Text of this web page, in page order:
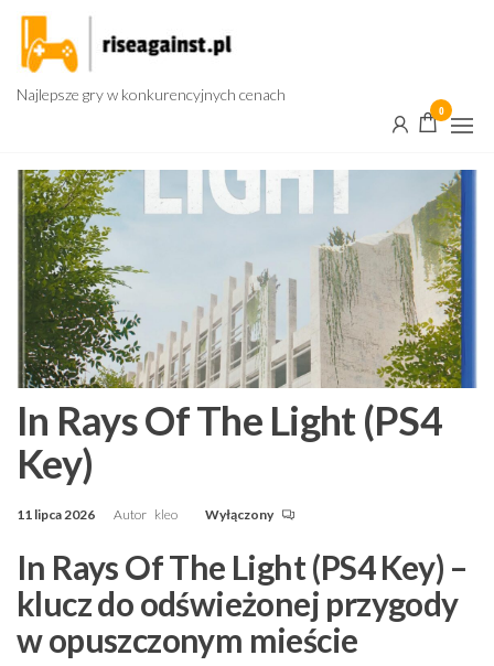
Przejdź
treści
Najlepsze gry w konkurencyjnych cenach
0
In Rays Of The Light (PS4
Key)
11 lipca 2026 Autor kleo Wyłączony
In Rays Of The Light (PS4 Key) –
klucz do odświeżonej przygody
w opuszczonym mieście